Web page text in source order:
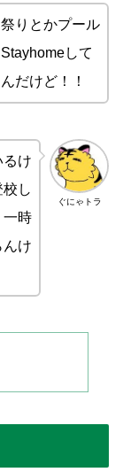
りとかプール
して
だけど！！
ぐにゃトラ
るけ
し
一時
んけ